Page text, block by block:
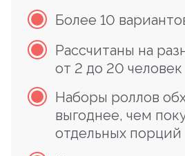
Более 10
Рассчитаны на
от 2 до 20 человек
Наборы роллов
выгоднее, чем
отдельных порций